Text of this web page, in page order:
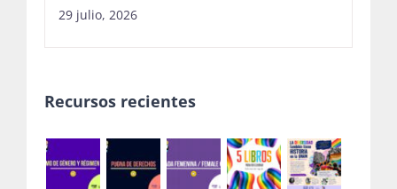
29 julio, 2026
Recursos recientes